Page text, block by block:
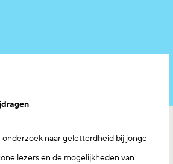
naar geletterdheid bij jonge
lezers en de mogelijkheden van